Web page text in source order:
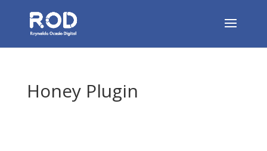
Honey Plugin